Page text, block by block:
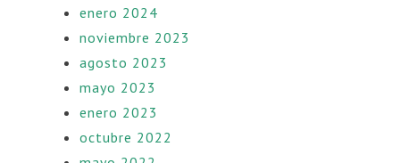
enero 2024
noviembre 2023
agosto 2023
mayo 2023
enero 2023
octubre 2022